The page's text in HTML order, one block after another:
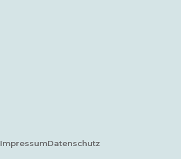
ImpressumDatenschutz